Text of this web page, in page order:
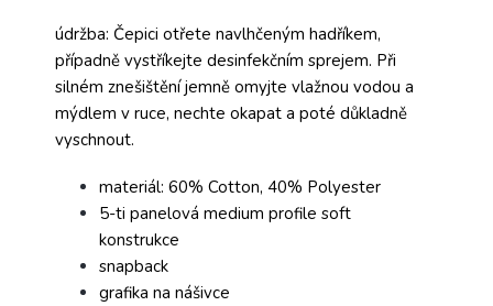
údržba: Čepici otřete navlhčeným hadříkem,
případně vystříkejte desinfekčním sprejem. Při
silném znešištění jemně omyjte vlažnou vodou a
mýdlem v ruce, nechte okapat a poté důkladně
vyschnout.
materiál: 60% Cotton, 40% Polyester
5-ti panelová medium profile soft
konstrukce
snapback
grafika na nášivce